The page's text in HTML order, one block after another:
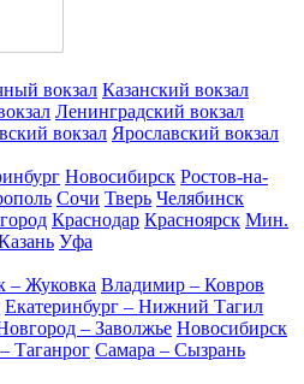
вокзал Казанский вокзал
Ленинградский вокзал
вокзал Ярославский вокзал
Новосибирск Ростов-на-
Сочи Тверь Челябинск
Краснодар Красноярск Мин.
Уфа
– Жуковка Владимир – Ковров
Екатеринбург – Нижний Тагил
– Заволжье Новосибирск
Таганрог Самара – Сызрань